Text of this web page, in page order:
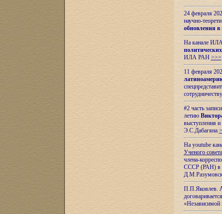
24 февраля
научно-
обновления в
На канале
ИЛА РАН >>>
11 февраля
#2 часть
летию
выступления
Э.С.Дабагяна
На youtube
Ученого
члена-
СССР (РАН) в
П.П.Яковлев.
«Независимой